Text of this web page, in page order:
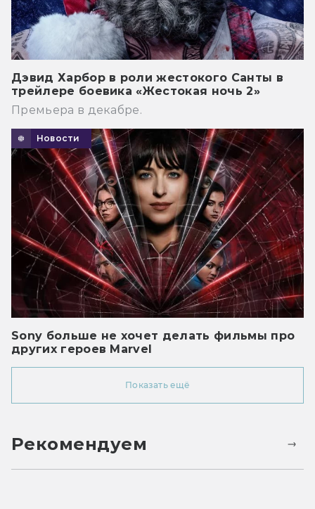
Дэвид Харбор в роли жестокого Санты в
трейлере боевика «Жестокая ночь 2»
Премьера в декабре.
Новости
Sony больше не хочет делать фильмы про
других героев Marvel
Показать ещё
Рекомендуем